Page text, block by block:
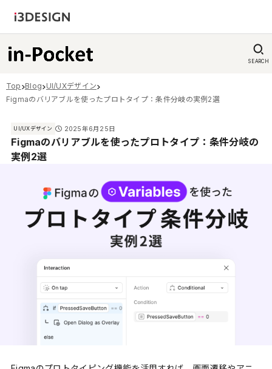
SEARCH
Top Blog UI/UXデザイン
Figmaのバリアブルを使ったプロトタイプ：条件分岐の実例2選
UI/UXデザイン 2025年6月25日
Figmaのバリアブルを使ったプロトタイプ：条件分岐の
実例2選